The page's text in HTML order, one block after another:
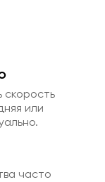
скорость
или
часто